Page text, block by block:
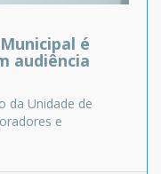
é
audiência
da Unidade de
e